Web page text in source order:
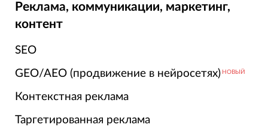
Реклама, коммуникации, маркетинг,
контент
SEO
GEO/AEO (продвижение в нейросетях) НОВЫЙ
Контекстная реклама
Таргетированная реклама